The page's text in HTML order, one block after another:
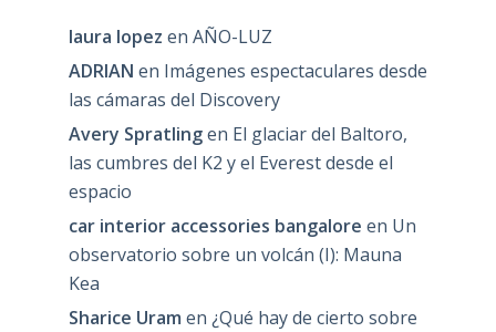
laura lopez en AÑO-LUZ
ADRIAN en Imágenes espectaculares desde
las cámaras del Discovery
Avery Spratlingen El glaciar del Baltoro,
las cumbres del K2 y el Everest desde el
espacio
car interior accessories bangalore en Un
observatorio sobre un volcán (I): Mauna
Kea
Sharice Uram en ¿Qué hay de cierto sobre